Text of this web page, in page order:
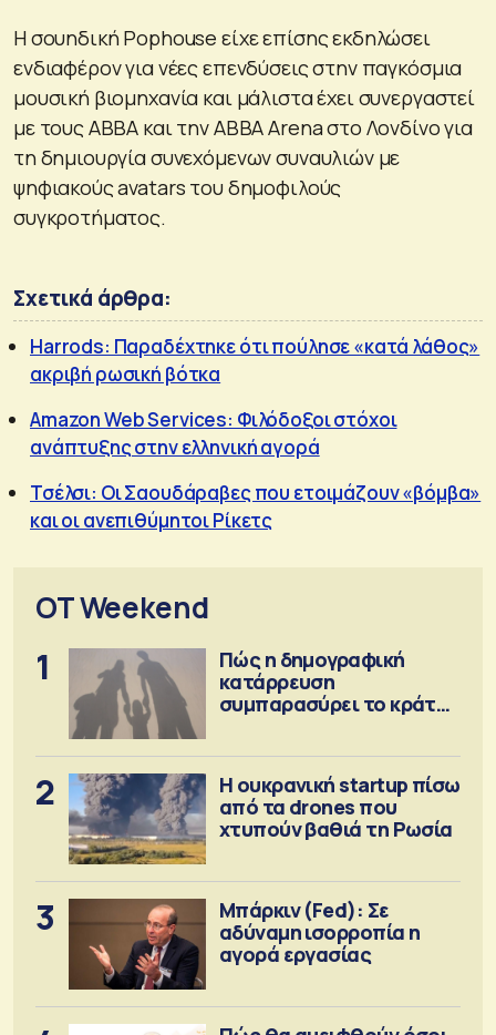
Η σουηδική Pophouse είχε επίσης εκδηλώσει
ενδιαφέρον για νέες επενδύσεις στην παγκόσμια
μουσική βιομηχανία και μάλιστα έχει συνεργαστεί
με τους ABBA και την ABBA Arena στο Λονδίνο για
τη δημιουργία συνεχόμενων συναυλιών με
ψηφιακούς avatars του δημοφιλούς
συγκροτήματος.
Σχετικά άρθρα:
Harrods: Παραδέχτηκε ότι πούλησε «κατά λάθος»
ακριβή ρωσική βότκα
Amazon Web Services: Φιλόδοξοι στόχοι
ανάπτυξης στην ελληνική αγορά
Τσέλσι: Οι Σαουδάραβες που ετοιμάζουν «βόμβα»
και οι ανεπιθύμητοι Ρίκετς
OT Weekend
1
Πώς η δημογραφική
κατάρρευση
συμπαρασύρει το κράτος
2
Η ουκρανική startup πίσω
από τα drones που
χτυπούν βαθιά τη Ρωσία
3
Μπάρκιν (Fed): Σε
αδύναμη ισορροπία η
αγορά εργασίας